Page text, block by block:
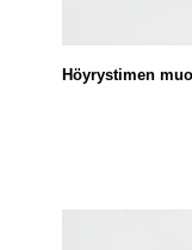
Höyrystimen